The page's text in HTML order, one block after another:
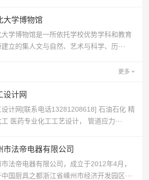
大学博物馆
大学博物馆是一所依托学校优势学科和教育
建立的集人文与自然、艺术与科学、历···
更多 +
设计网
设计网[联系电话13281208618] 石油石化 精
医药专业化工工艺设计， 管道应力···
市法帝电器有限公司
市法帝电器有限公司，成立于2012年4月，
国厨具之都浙江省嵊州市经济开发园区···